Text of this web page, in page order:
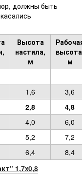
должны быть
Высота
настила,
м
м
1,6
3,6
2,8
4,8
4,0
6,0
5,2
7,2
6,4
8,4
1,7х0,8